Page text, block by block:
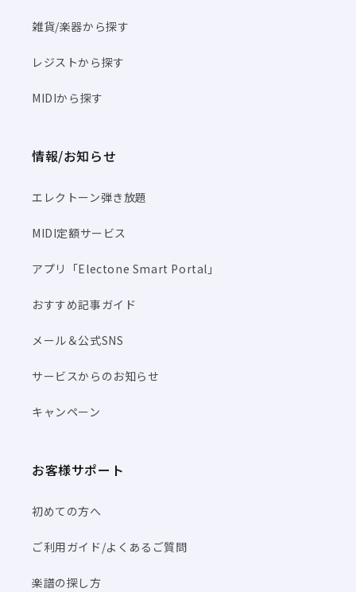
雑貨/楽器から探す
レジストから探す
MIDIから探す
情報/お知らせ
エレクトーン弾き放題
MIDI定額サービス
アプリ「Electone Smart Portal」
おすすめ記事ガイド
メール＆公式SNS
サービスからのお知らせ
キャンペーン
お客様サポート
初めての方へ
ご利用ガイド/よくあるご質問
楽譜の探し方